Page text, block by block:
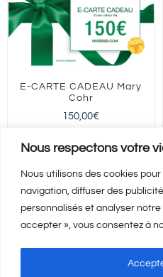
Nous respectons votre
Nous utilisons des cookies
navigation, diffuser des
personnalisés et analyser
accepter », vous consentez à
E-CARTE CADEAU Mary
Cohr
150,00€
FRANCE entière
Ajouter au panier
Détails